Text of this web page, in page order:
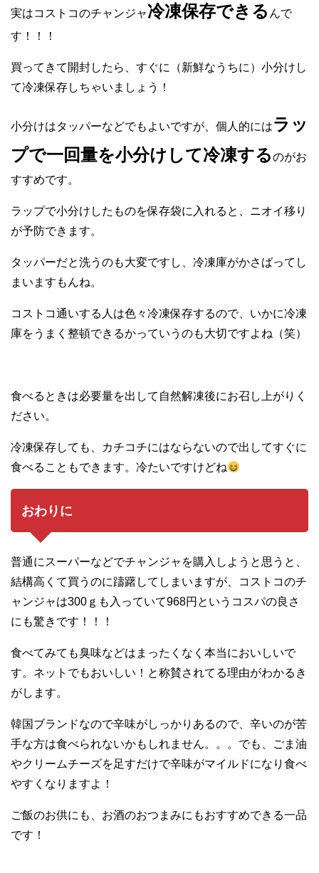
実はコストコのチャンジャ冷凍保存できる んで
す！！！
買ってきて開封したら、すぐに（新鮮なうちに）小分けし
て冷凍保存しちゃいましょう！
小分けはタッパーなどでもよいですが、個人的にはラッ
プで一回量を小分けして冷凍するのがお
すすめです。
ラップで小分けしたものを保存袋に入れると、ニオイ移り
が予防できます。
タッパーだと洗うのも大変ですし、冷凍庫がかさばってし
まいますもんね。
コストコ通いする人は色々冷凍保存するので、いかに冷凍
庫をうまく整頓できるかっていうのも大切ですよね（笑）
食べるときは必要量を出して自然解凍後にお召し上がりく
ださい。
冷凍保存しても、カチコチにはならないので出してすぐに
食べることもできます。冷たいですけどね
おわりに
普通にスーパーなどでチャンジャを購入しようと思うと、
結構高くて買うのに躊躇してしまいますが、コストコのチ
ャンジャは300ｇも入っていて968円というコスパの良さ
にも驚きです！！！
食べてみても臭味などはまったくなく本当においしいで
す。ネットでもおいしい！と称賛されてる理由がわかるき
がします。
韓国ブランドなので辛味がしっかりあるので、辛いのが苦
手な方は食べられないかもしれません。。。でも、ごま油
やクリームチーズを足すだけで辛味がマイルドになり食べ
やすくなりますよ！
ご飯のお供にも、お酒のおつまみにもおすすめできる一品
です！